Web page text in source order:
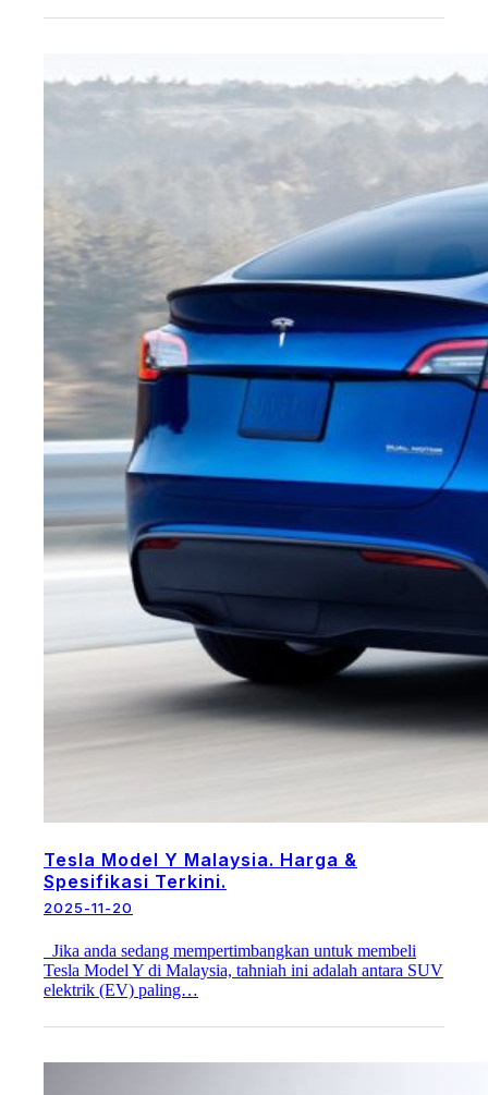
Tesla Model Y Malaysia. Harga &
Spesifikasi Terkini.
2025-11-20
Jika anda sedang mempertimbangkan untuk membeli
Tesla Model Y di Malaysia, tahniah ini adalah antara SUV
elektrik (EV) paling…